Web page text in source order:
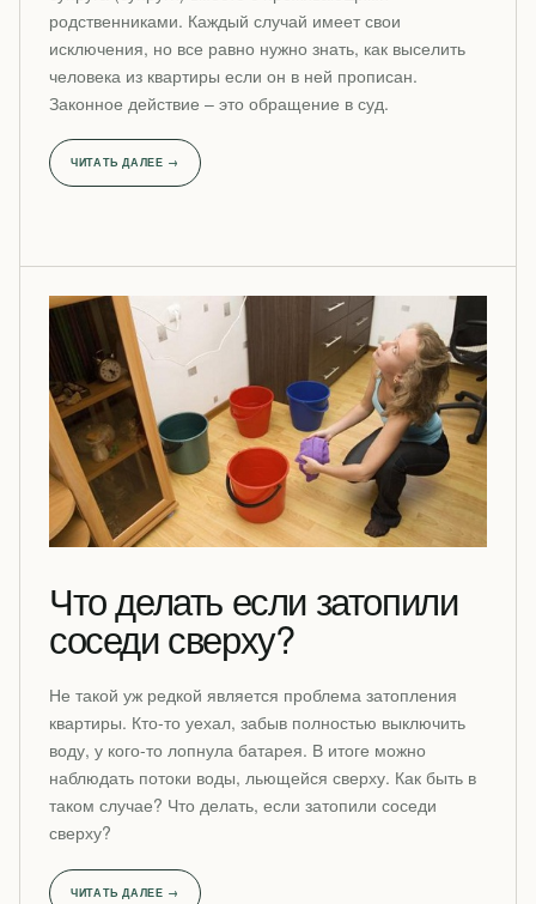
родственниками. Каждый случай имеет свои
исключения, но все равно нужно знать, как выселить
человека из квартиры если он в ней прописан.
Законное действие – это обращение в суд.
ЧИТАТЬ ДАЛЕЕ →
Что делать если затопили
соседи сверху?
Не такой уж редкой является проблема затопления
квартиры. Кто-то уехал, забыв полностью выключить
воду, у кого-то лопнула батарея. В итоге можно
наблюдать потоки воды, льющейся сверху. Как быть в
таком случае? Что делать, если затопили соседи
сверху?
ЧИТАТЬ ДАЛЕЕ →